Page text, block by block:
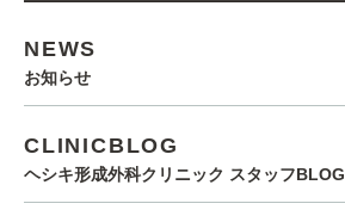
NEWS
お知らせ
CLINICBLOG
ヘシキ形成外科クリニック スタッフBLOG